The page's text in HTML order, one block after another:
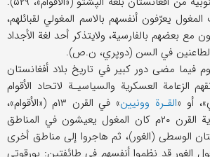
يعرّفون أنفسهم بالاسم المغولي لقبائلهم،
مع بعضهم بالفارسية، ولايتذكر أحد لغة الأجداد
الطاعنين في السن (دوپري، ن.ص).
فيما مضى دور كبير في تاريخ بلاد أفغانستان
الزعامة العسكرية والسياسيـة لاتحاد الأقوام
أو «القـرة وونيين
» في القرن ۱۳م («الأقوام»،
۵۲۸). وإلى ما قبل بداية القرن ۲۰م كان المغول يعيشون في المناطق
الوسطى (الغور)، ثم هاجروا إلى مناطق أخرى
الغور قد نظموا أنفسهم في طائفتين: بورقوتي